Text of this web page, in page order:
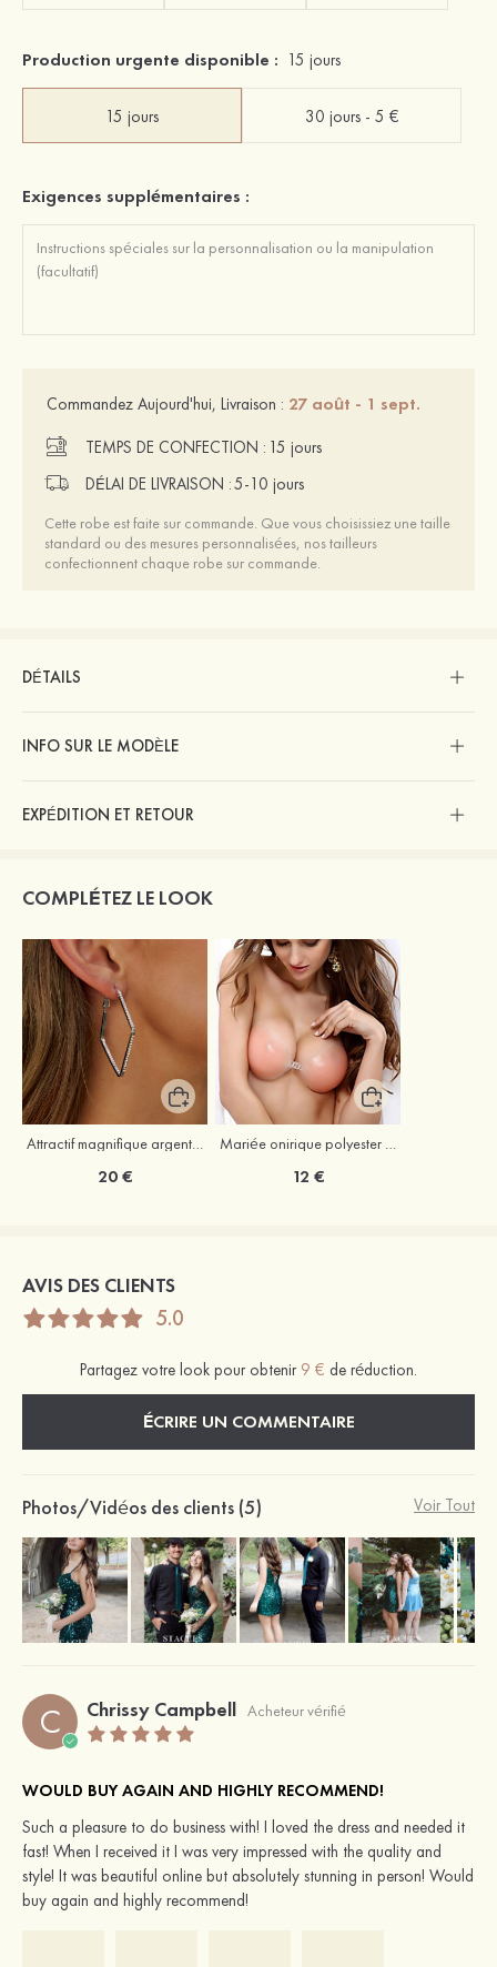
Production urgente disponible : 15 jours
15 jours 30 jours - 5 €
Exigences supplémentaires :
Commandez Aujourd'hui, Livraison : 27 août - 1 sept.
TEMPS DE CONFECTION : 15 jours
DÉLAI DE LIVRAISON :5-10 jours
Cette robe est faite sur commande. Que vous choisissiez une taille
standard ou des mesures personnalisées, nos tailleurs
confectionnent chaque robe sur commande.
DÉTAILS
INFO SUR LE MODÈLE
EXPÉDITION ET RETOUR
COMPLÉTEZ LE LOOK
Attractif magnifique argent s925 zircon boucles d'oreilles
20 €
Mariée onirique polyester soutien-gorge
12 €
AVIS DES CLIENTS
5.0
Partagez votre look pour obtenir 9 € de réduction.
ÉCRIRE UN COMMENTAIRE
Photos/Vidéos des clients (5) Voir Tout
C Chrissy Campbell Acheteur vérifié
WOULD BUY AGAIN AND HIGHLY RECOMMEND!
Such a pleasure to do business with! I loved the dress and needed it
fast! When I received it I was very impressed with the quality and
style! It was beautiful online but absolutely stunning in person! Would
buy again and highly recommend!